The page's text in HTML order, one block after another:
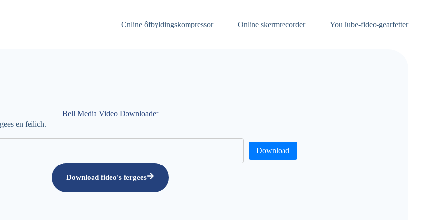
Online ôfbyldingskompressor Online skermrecorder YouTube-fideo-gearfetter
Bell Media Video Downloader
en feilich.
Download
Download fideo's fergees